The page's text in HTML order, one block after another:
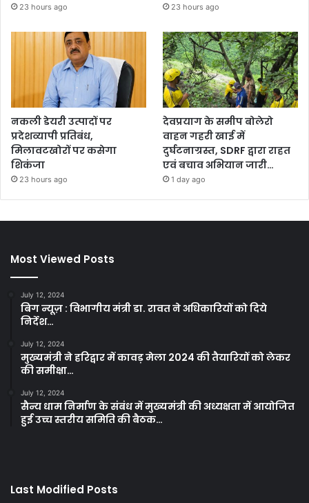
23 hours ago 23 hours ago
नकली डेयरी उत्पादों पर
प्रदेशव्यापी प्रतिबंध,
मिलावटखोरों पर कसेगा
शिकंजा
23 hours ago
देवप्रयाग के समीप बोलेरो
वाहन गहरी खाई में
दुर्घटनाग्रस्त, SDRF द्वारा राहत
एवं बचाव अभियान जारी…
1 day ago
Most Viewed Posts
July 12, 2024
बिग न्यूज़ : विभागीय मंत्री डा. रावत ने अधिकारियों को दिये
निर्देश…
July 12, 2024
मुख्यमंत्री ने हरिद्वार में कावड़ मेला 2024 की तैयारियों को लेकर
की समीक्षा…
July 12, 2024
सैन्य धाम निर्माण के संबंध में मुख्यमंत्री की अध्यक्षता में आयोजित
हुई उच्च स्तरीय समिति की बैठक…
Last Modified Posts